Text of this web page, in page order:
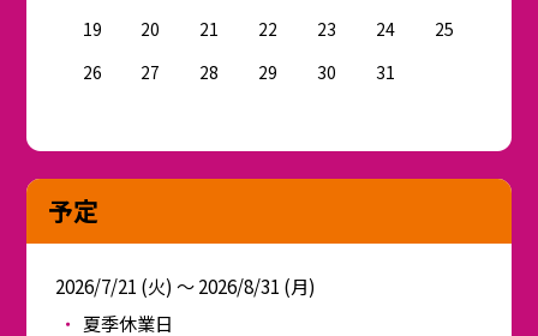
19
20 21 22 23 24
25
26
27 28 29 30 31
予定
2026/7/21 (火) ～ 2026/8/31 (月)
夏季休業日